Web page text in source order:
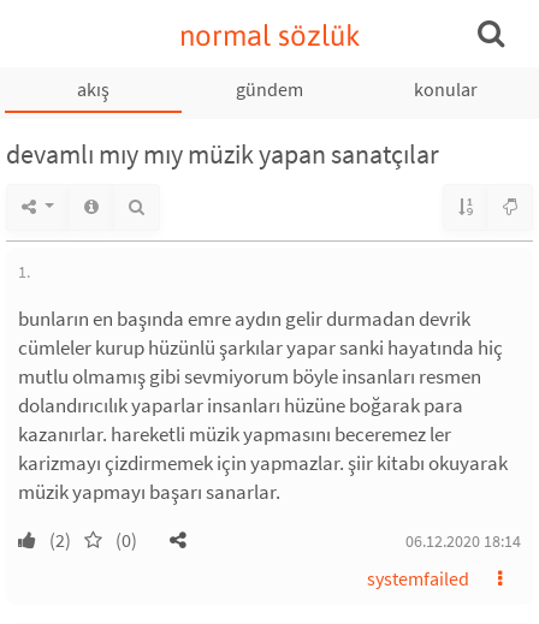
normal sözlük
akış gündem konular
devamlı mıy mıy müzik yapan sanatçılar
1.
bunların en başında emre aydın gelir durmadan devrik
cümleler kurup hüzünlü şarkılar yapar sanki hayatında hiç
mutlu olmamış gibi sevmiyorum böyle insanları resmen
dolandırıcılık yaparlar insanları hüzüne boğarak para
kazanırlar. hareketli müzik yapmasını beceremez ler
karizmayı çizdirmemek için yapmazlar. şiir kitabı okuyarak
müzik yapmayı başarı sanarlar.
(2) (0) 06.12.2020 18:14
systemfailed